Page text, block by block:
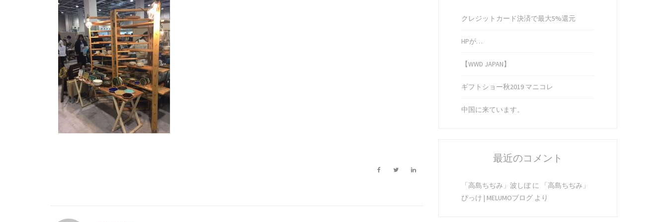
クレジットカード決済で最大5%還元
HPが…
【WWD JAPAN】
ギフトショー秋2019 マニコレ
中国に来ています。
最近のコメント
「高島ちぢみ」波しぼに
「高島ちぢみ」
ぴっけ | MELUMOブログ より